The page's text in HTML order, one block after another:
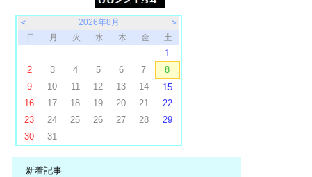
＜ 2026年8月
＞
日
月 火 水 木 金 土
1
2
3 4 5 6 7
8
9
10 11 12 13 14
15
16
17 18 19 20 21
22
23
24 25 26 27 28
29
30
31
新着記事